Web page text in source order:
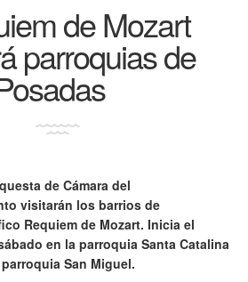
de Mozart
parroquias de
de Cámara del
visitarán los barrios de
Requiem de Mozart. Inicia el
en la parroquia Santa Catalina
San Miguel.